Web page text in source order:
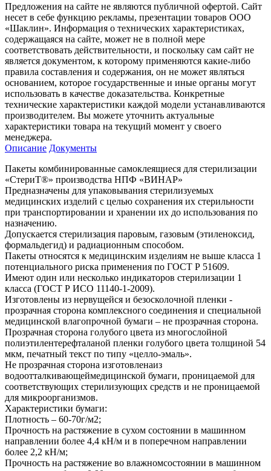
Предложения на сайте не являются публичной офертой. Сайт
несет в себе функцию рекламы, презентации товаров ООО
«Шаклин». Информация о технических характеристиках,
содержащаяся на сайте, может не в полной мере
соответствовать действительности, и поскольку сам сайт не
является документом, к которому применяются какие-либо
правила составления и содержания, он не может являться
основанием, которое государственные и иные органы могут
использовать в качестве доказательства. Конкретные
технические характеристики каждой модели устанавливаются
производителем. Вы можете уточнить актуальные
характеристики товара на текущий момент у своего
менеджера.
Описание Документы
Пакеты комбинированные самоклеящиеся для стерилизации
«СтериТ®» производства НПФ «ВИНАР»
Предназначены для упаковывания стерилизуемых
медицинских изделий с целью сохранения их стерильности
при транспортировании и хранении их до использования по
назначению.
Допускается стерилизация паровым, газовым (этиленоксид,
формальдегид) и радиационным способом.
Пакеты относятся к медицинским изделиям не выше класса 1
потенциального риска применения по ГОСТ Р 51609.
Имеют один или несколько индикаторов стерилизации 1
класса (ГОСТ Р ИСО 11140-1-2009).
Изготовлены из нервущейся и безосколочной пленки -
прозрачная сторона комплексного соединения и специальной
медицинской влагопрочной бумаги – не прозрачная сторона.
Прозрачная сторона голубого цвета из многослойной
полиэтилентерефталаной пленки голубого цвета толщиной 54
мкм, печатный текст по типу «целло-эмаль».
Не прозрачная сторона изготовленаиз
водоотталкивающеймедицинской бумаги, проницаемой для
соответствующих стерилизующих средств и не проницаемой
для микроорганизмов.
Характеристики бумаги:
Плотность – 60-70г/м2;
Прочность на растяжение в сухом состоянии в машинном
направлении более 4,4 кН/м и в поперечном направлении
более 2,2 кН/м;
Прочность на растяжение во влажномсостоянии в машинном